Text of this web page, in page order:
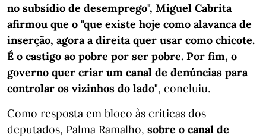
no subsídio de desemprego", Miguel Cabrita
afirmou que o "que existe hoje como alavanca de
inserção, agora a direita quer usar como chicote.
É o castigo ao pobre por ser pobre. Por fim, o
governo quer criar um canal de denúncias para
controlar os vizinhos do lado", concluiu.
Como resposta em bloco às críticas dos
deputados, Palma Ramalho, sobre o canal de